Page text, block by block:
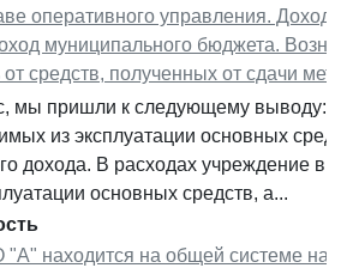
оперативного управления.
муниципального бюджета.
средств, полученных от сдачи
мы пришли к следующему выводу:
из эксплуатации основных
дохода. В расходах учреждение
основных средств, а...
"А" находится на общей системе